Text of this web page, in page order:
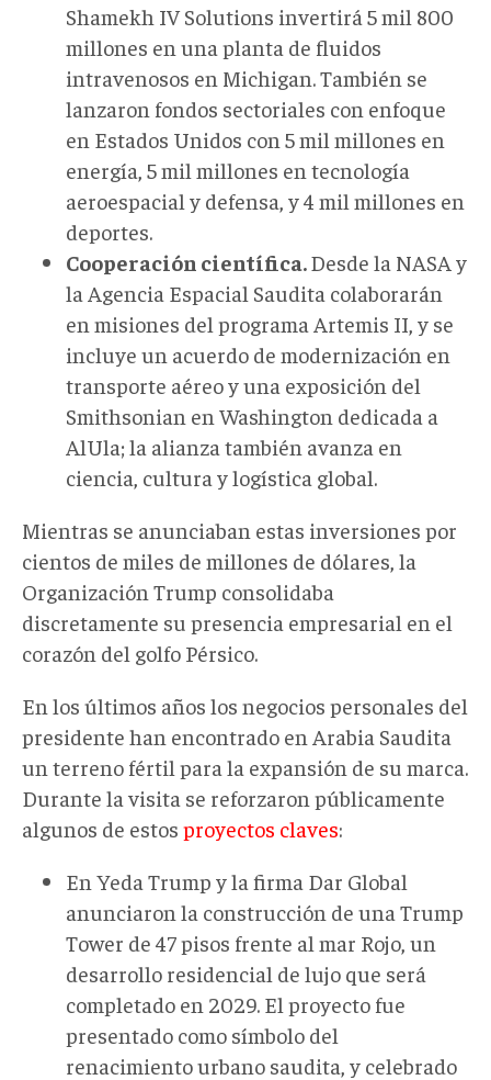
Shamekh IV Solutions invertirá 5mil 800
millones en una planta de fluidos
intravenosos en Michigan. También se
lanzaron fondos sectoriales con enfoque
en Estados Unidos con 5 mil millones en
energía, 5 mil millones en tecnología
aeroespacial y defensa, y 4 mil millones en
deportes.
Cooperación científica.Desde la NASA y
la Agencia Espacial Saudita colaborarán
en misiones del programa Artemis II, y se
incluye un acuerdo de modernización en
transporte aéreo y una exposición del
Smithsonian en Washington dedicada a
AlUla; la alianza también avanza en
ciencia, cultura y logística global.
Mientras se anunciaban estas inversiones por
cientos de miles de millones de dólares, la
Organización Trump consolidaba
discretamente su presencia empresarial en el
corazón del golfo Pérsico.
En los últimos años los negocios personales del
presidente han encontrado en Arabia Saudita
un terreno fértil para la expansión de su marca.
Durante la visita se reforzaron públicamente
algunos de estos proyectos claves:
En Yeda Trump y la firma Dar Global
anunciaron la construcción de una Trump
Tower de 47 pisos frente al mar Rojo, un
desarrollo residencial de lujo que será
completado en 2029. El proyecto fue
presentado como símbolo del
renacimiento urbano saudita , y celebrado